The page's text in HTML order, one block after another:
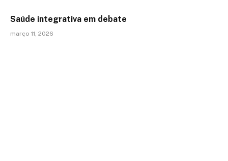
Saúde integrativa em debate
março 11, 2026